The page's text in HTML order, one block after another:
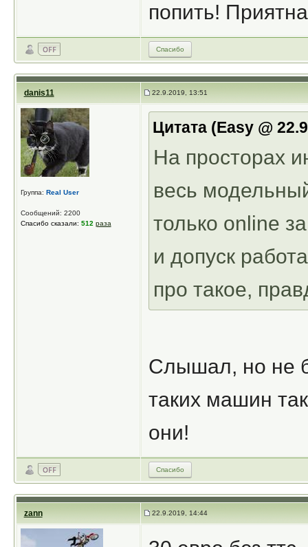
попить!
Спасибо
danis11 22.9.2019, 13:51
Группа: Real User
Сообщений: 2200
Спасибо сказали: 512 раза
Цитата (Easy @
На просторах
весь
только online
и допуск
про такое,
Слышал, но не
таких машин
они!
Спасибо
zann 22.9.2019, 14:44